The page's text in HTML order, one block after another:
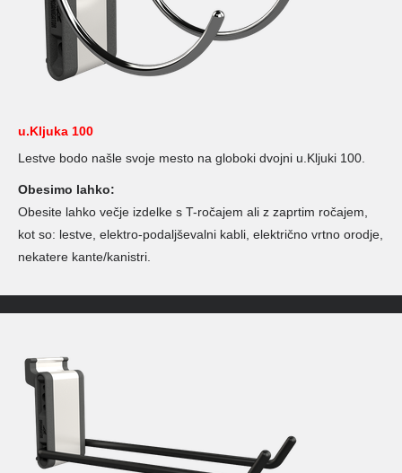
u.Kljuka 100
Lestve bodo našle svoje mesto na globoki dvojni u.Kljuki 100.
Obesimo lahko:
Obesite lahko večje izdelke s T-ročajem ali z zaprtim ročajem,
kot so: lestve, elektro-podaljševalni kabli, električno vrtno orodje,
nekatere kante/kanistri.